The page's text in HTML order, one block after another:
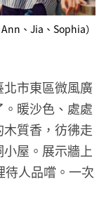
、Jia、Sophia）
市東區微風廣
暖沙色、處處
質香，彷彿走
屋。展示牆上
待人品嚐。一次